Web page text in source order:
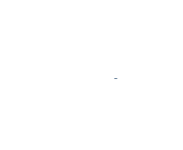
Wij werken voor